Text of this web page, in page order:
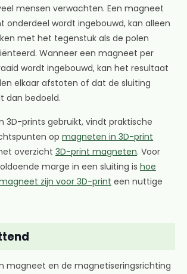
mensen verwachten. Een magneet
onderdeel wordt ingebouwd, kan alleen
met het tegenstuk als de polen
Wanneer een magneet per
wordt ingebouwd, kan het resultaat
elkaar afstoten of dat de sluiting
dan bedoeld.
3D-prints gebruikt, vindt praktische
op magneten in 3D-print
overzicht 3D-print magneten. Voor
marge in een sluiting is hoe
zijn voor 3D-print een nuttige
magneet en de magnetiseringsrichting